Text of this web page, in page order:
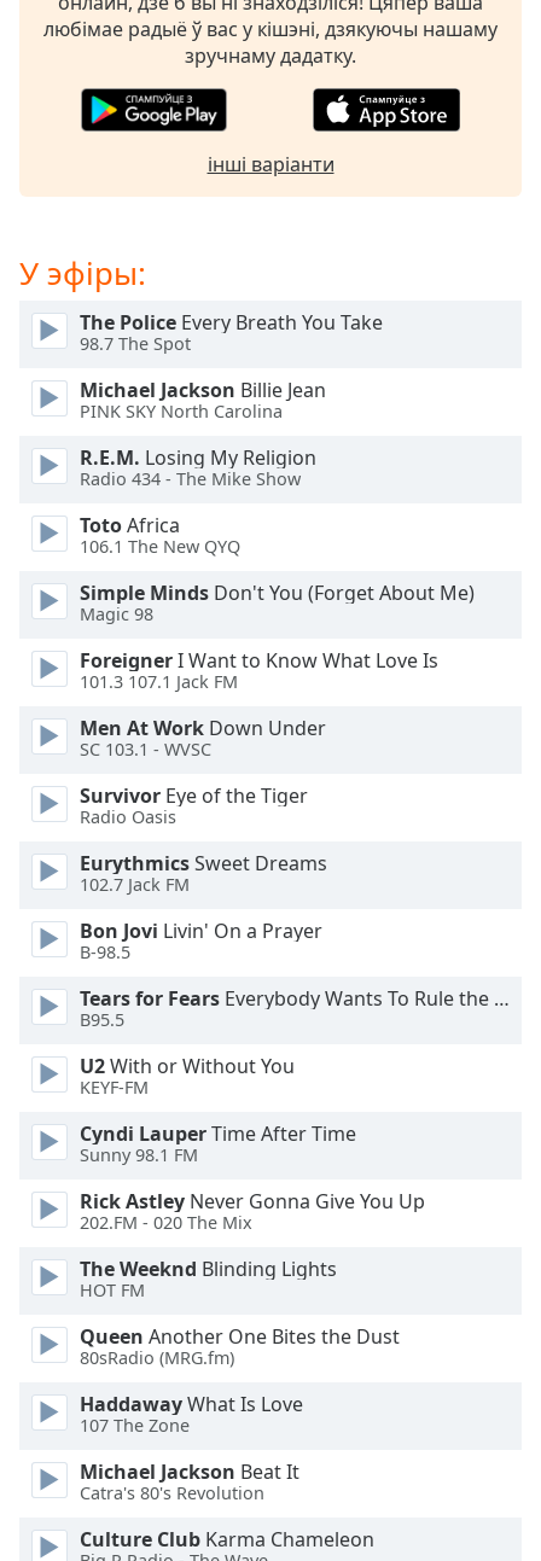
and
window.
Text
Color
Opacity
Text
Background
Color
Opacity
Caption
Background
Size
Text
Edge
Style
Font
Family
Reset
Close
Modal
dialog
window.
любімае радыё ў вас у кішэні, дзякуючы нашаму
зручнаму дадатку.
інші варіанти
У эфіры:
The Police Every Breath You Take
98.7 The Spot
Michael Jackson Billie Jean
PINK SKY North Carolina
R.E.M. Losing My Religion
Radio 434 - The Mike Show
TotoAfrica
106.1 The New QYQ
Simple Minds Don't You (Forget About Me)
Magic 98
ForeignerI Want to Know What Love Is
101.3 107.1 Jack FM
Men At Work Down Under
SC 103.1 - WVSC
Survivor Eye of the Tiger
Radio Oasis
EurythmicsSweet Dreams
102.7 Jack FM
Bon Jovi Livin' On a Prayer
B-98.5
Tears for Fears Everybody Wants To Rule the World
B95.5
U2With or Without You
KEYF-FM
Cyndi LauperTime After Time
Sunny 98.1 FM
Rick Astley Never Gonna Give You Up
202.FM - 020 The Mix
The Weeknd Blinding Lights
HOT FM
Queen Another One Bites the Dust
80sRadio (MRG.fm)
HaddawayWhat Is Love
107 The Zone
Michael Jackson Beat It
Catra's 80's Revolution
Culture Club Karma Chameleon